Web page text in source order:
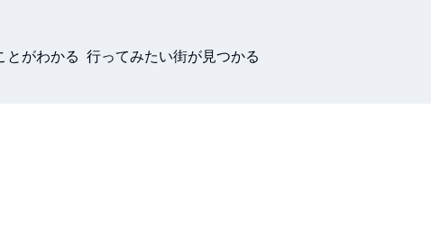
とがわかる 行ってみたい街が見つかる